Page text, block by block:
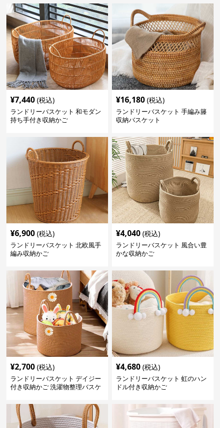
¥7,440 (税込)
ランドリーバスケット 和モダン
持ち手付き収納かご
¥16,180 (税込)
ランドリーバスケット 手編み籐
収納バスケット
¥6,900 (税込)
ランドリーバスケット 北欧風手
編み収納かご
¥4,040 (税込)
ランドリーバスケット 風合い豊
かな収納かご
¥2,700 (税込)
ランドリーバスケット デイジー
付き収納かご 洗濯物整理バスケ
¥4,680 (税込)
ランドリーバスケット 虹のハン
ドル付き収納かご